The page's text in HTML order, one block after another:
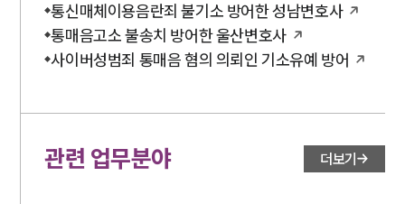
통신매체이용음란죄 불기소 방어한 성남변호사
통매음고소 불송치 방어한 울산변호사
사이버성범죄 통매음 혐의 의뢰인 기소유예 방어
관련 업무분야 더보기